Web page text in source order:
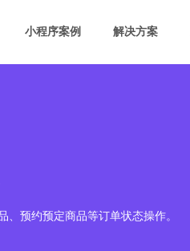
小程序案例 解决方案
、预约预定商品等订单状态操作。